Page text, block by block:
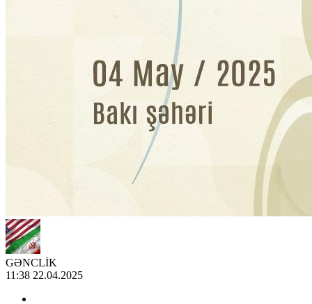
GƏNCLİK
11:38 22.04.2025